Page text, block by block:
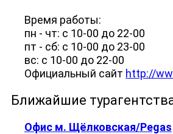
Время работы:
пн - чт: с 10-00 до 22-00
пт - сб: с 10-00 до 23-00
вс: с 10-00 до 22-00
Официальный сайт http://
Ближайшие
Офис м. Щёлковская/Pegas